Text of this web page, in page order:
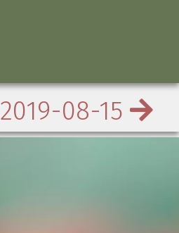
2019-08-15